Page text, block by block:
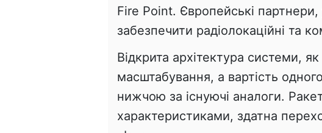
Fire Point. Європейські
забезпечити радіолокаційні та
Відкрита архітектура системи,
масштабування, а вартість
нижчою за існуючі аналоги.
характеристиками, здатна